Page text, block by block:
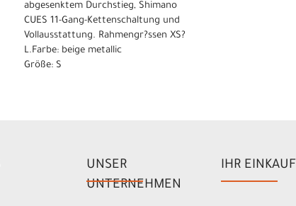
abgesenktem Durchstieg, Shimano
CUES 11-Gang-Kettenschaltung und
Vollausstattung. Rahmengr?ssen XS?
L.Farbe: beige metallic
Größe: S
UNSER
UNTERNEHMEN
IHR EINKAUF